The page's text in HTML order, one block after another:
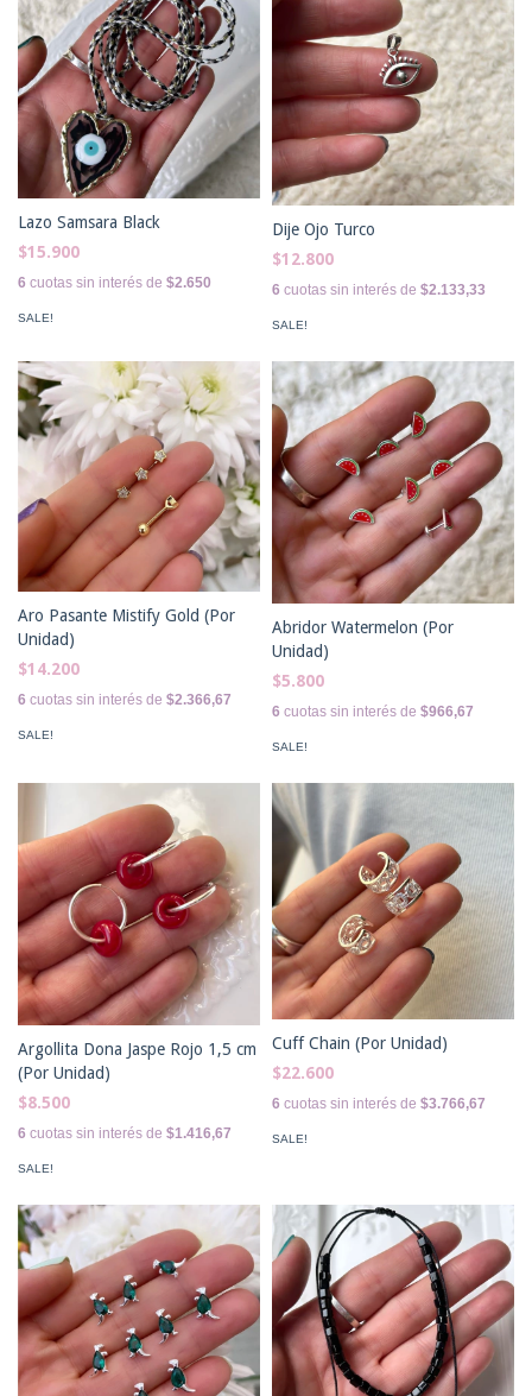
Lazo Samsara Black
$15.900
6 cuotas sin interés de $2.650
SALE!
Dije Ojo Turco
$12.800
6 cuotas sin interés de $2.133,33
SALE!
Aro Pasante Mistify Gold (Por
Unidad)
$14.200
6 cuotas sin interés de $2.366,67
SALE!
Abridor Watermelon (Por
Unidad)
$5.800
6 cuotas sin interés de $966,67
SALE!
Argollita Dona Jaspe Rojo 1,5 cm
(Por Unidad)
$8.500
6 cuotas sin interés de $1.416,67
SALE!
Cuff Chain (Por Unidad)
$22.600
6 cuotas sin interés de $3.766,67
SALE!